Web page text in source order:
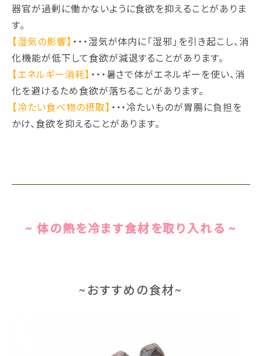
器官が過剰に働かないように食欲を抑えることがありま
す。
【湿気の影響】 ・・・湿気が体内に「湿邪」を引き起こし、消
化機能が低下して食欲が減退することがあります。
【エネルギー消耗】 ・・・暑さで体がエネルギーを使い、消
化を避けるため食欲が落ちることがあります。
【冷たい食べ物の摂取】 ・・・冷たいものが胃腸に負担を
かけ、食欲を抑えることがあります。
~ 体の熱を冷ます食材を取り入れる ~
~おすすめの食材~